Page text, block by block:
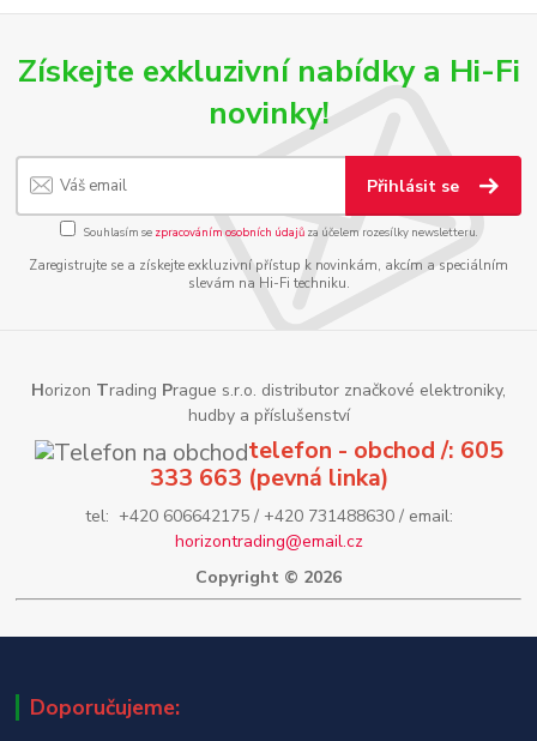
Získejte exkluzivní nabídky a Hi-Fi
novinky!
Přihlásit se
Souhlasím se zpracováním osobních údajůza účelem rozesílky newsletteru.
Zaregistrujte se a získejte exkluzivní přístup k novinkám, akcím a speciálním
slevám na Hi-Fi techniku.
Horizon Trading Prague s.r.o. distributor značkové elektroniky,
hudby a příslušenství
telefon - obchod /: 605
333 663 (pevná linka)
tel: +420 606642175 / +420 731488630 / email:
horizontrading@email.cz
Copyright © 2026
Doporučujeme: